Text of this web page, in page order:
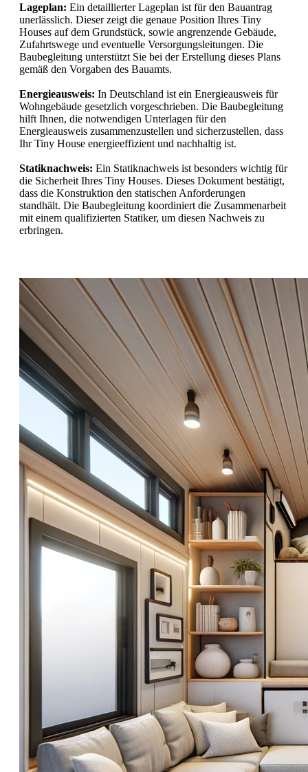
Lageplan: Ein detaillierter Lageplan ist für den Bauantrag
unerlässlich. Dieser zeigt die genaue Position Ihres Tiny
Houses auf dem Grundstück, sowie angrenzende Gebäude,
Zufahrtswege und eventuelle Versorgungsleitungen. Die
Baubegleitung unterstützt Sie bei der Erstellung dieses Plans
gemäß den Vorgaben des Bauamts.
Energieausweis: In Deutschland ist ein Energieausweis für
Wohngebäude gesetzlich vorgeschrieben. Die Baubegleitung
hilft Ihnen, die notwendigen Unterlagen für den
Energieausweis zusammenzustellen und sicherzustellen, dass
Ihr Tiny House energieeffizient und nachhaltig ist.
Statiknachweis: Ein Statiknachweis ist besonders wichtig für
die Sicherheit Ihres Tiny Houses. Dieses Dokument bestätigt,
dass die Konstruktion den statischen Anforderungen
standhält. Die Baubegleitung koordiniert die Zusammenarbeit
mit einem qualifizierten Statiker, um diesen Nachweis zu
erbringen.